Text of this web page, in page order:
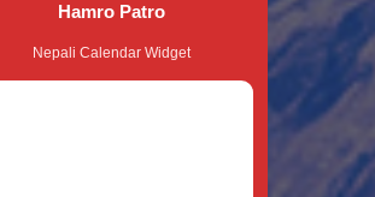
Hamro Patro
Nepali Calendar Widget